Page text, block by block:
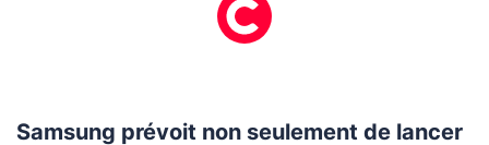
Samsung prévoit non seulement de lancer